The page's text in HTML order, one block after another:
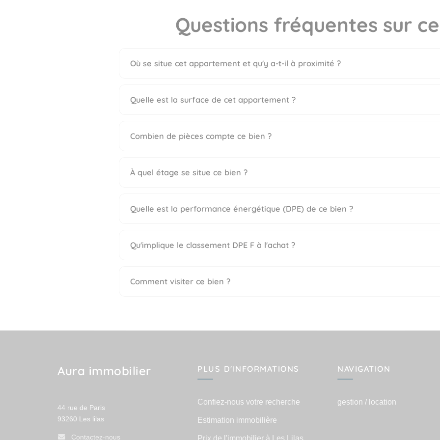
Questions fréquentes sur
Où se situe cet appartement et qu'y a-t-il à proximité ?
Quelle est la surface de cet appartement ?
Combien de pièces compte ce bien ?
À quel étage se situe ce bien ?
Quelle est la performance énergétique (DPE) de ce bien ?
Qu'implique le classement DPE F à l'achat ?
Comment visiter ce bien ?
Aura immobilier
44 rue de Paris
93260 Les lilas
Contactez-nous
PLUS D'INFORMATIONS
Confiez-nous votre recherche
Estimation immobilière
Prix de l'immobilier à Les Lilas
NAVIGATION
gestion / location